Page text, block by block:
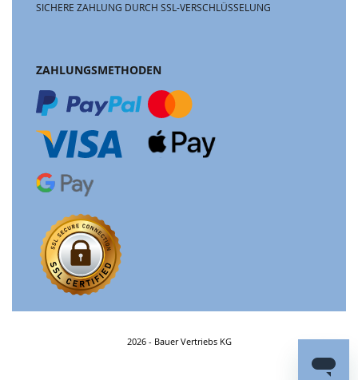
SICHERE ZAHLUNG DURCH SSL-VERSCHLÜSSELUNG
ZAHLUNGSMETHODEN
2026 - Bauer Vertriebs KG